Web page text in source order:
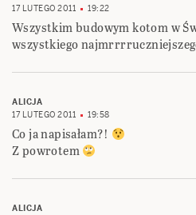
17 LUTEGO 2011 19:22
Wszystkim budowym kotom w
wszystkiego
ALICJA
17 LUTEGO 2011
19:58
Co ja napisałam?!
Z powrotem
ALICJA